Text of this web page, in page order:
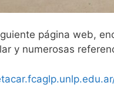
página web,
y numerosas